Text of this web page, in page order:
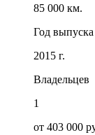
85 000 км.
Год выпуска
2015 г.
Владельцев
1
от 403 000